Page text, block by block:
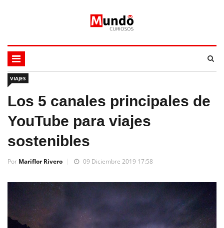
VIAJES
Los 5 canales principales de
YouTube para viajes
sostenibles
Por Mariflor Rivero 09 Diciembre 2019 17:58